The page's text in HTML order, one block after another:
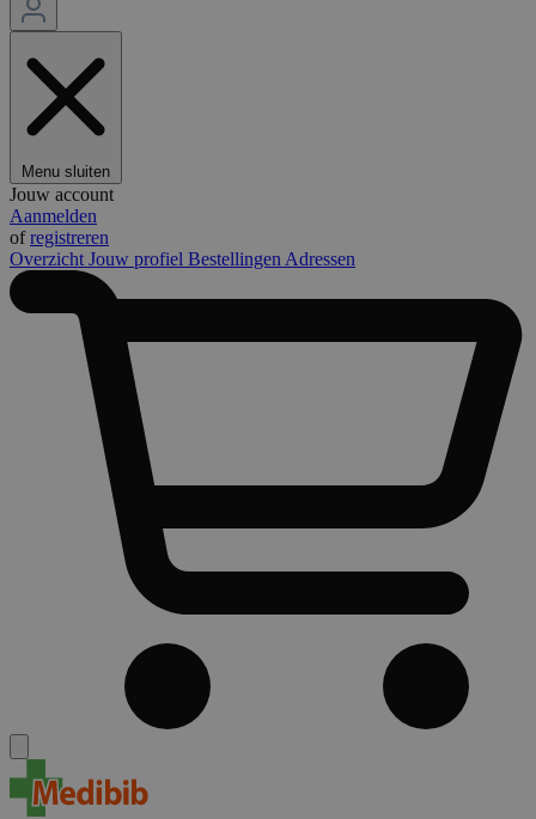
Menu sluiten
Jouw account
Aanmelden
ofregistreren
Overzicht Jouw profiel Bestellingen Adressen